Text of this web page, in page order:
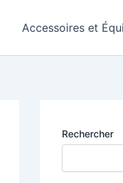
Accessoires et
Rechercher